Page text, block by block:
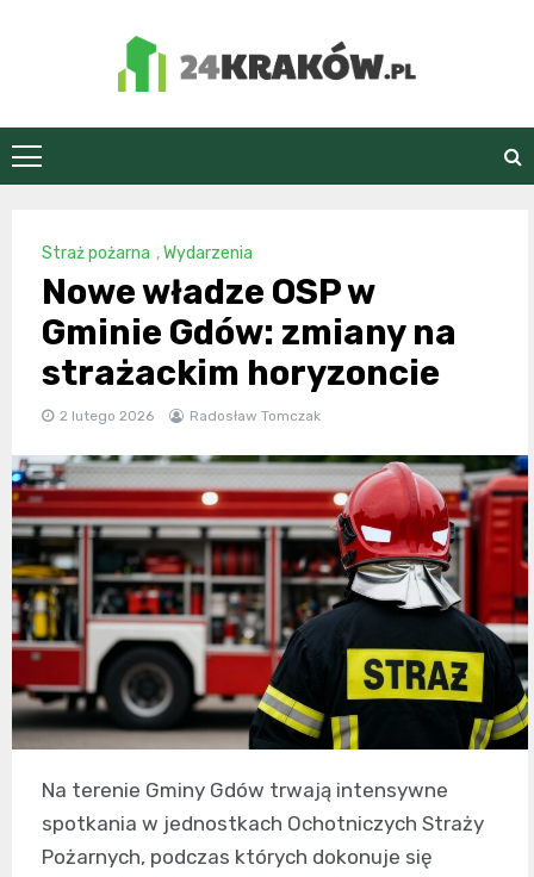
24Kraków.pl
Straż pożarna ,Wydarzenia
Nowe władze OSP w
Gminie Gdów: zmiany na
strażackim horyzoncie
2 lutego 2026 Radosław Tomczak
Na terenie Gminy Gdów trwają intensywne
spotkania w jednostkach Ochotniczych Straży
Pożarnych, podczas których dokonuje się